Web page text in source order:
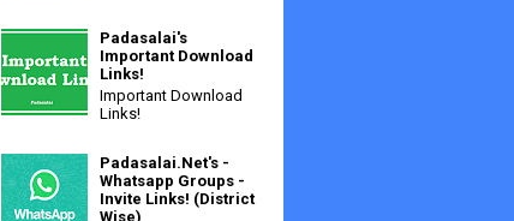
Padasalai's
Important Download
Links!
Important Download
Links!
Padasalai.Net's -
Whatsapp Groups -
Invite Links! (District
Wise)